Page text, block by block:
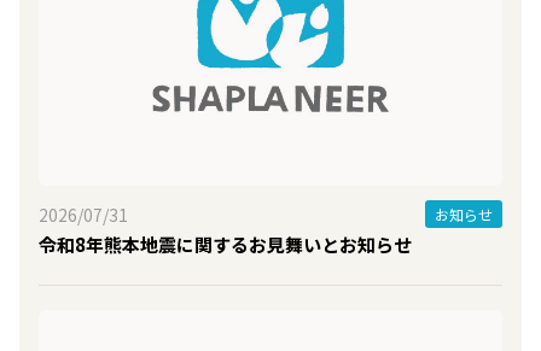
2026/07/31 お知らせ
令和8年熊本地震に関するお見舞いとお知らせ